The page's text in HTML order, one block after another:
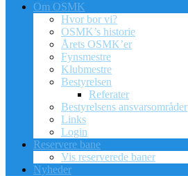
Om OSMK
Hvor bor vi?
OSMK’s historie
Årets OSMK’er
Fynsmestre
Klubmestre
Bestyrelsen
Referater
Bestyrelsens ansvarsområder
Links
Login
Reservere bane
Vis reserverede baner
Nyheder